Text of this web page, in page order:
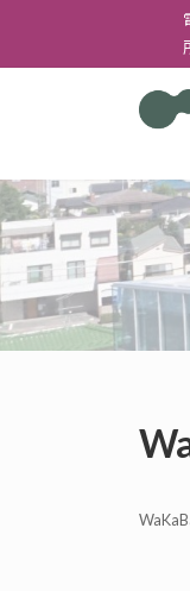
テ
ス
キ
ッ
ゲ
ン
に
移